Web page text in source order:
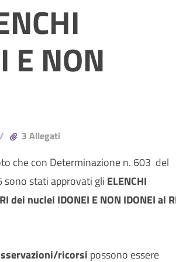
E NON
3 Allegati
che con Determinazione n. 603 del
sono stati approvati gli ELENCHI
dei nuclei IDONEI E NON IDONEI al
ricorsi possono essere